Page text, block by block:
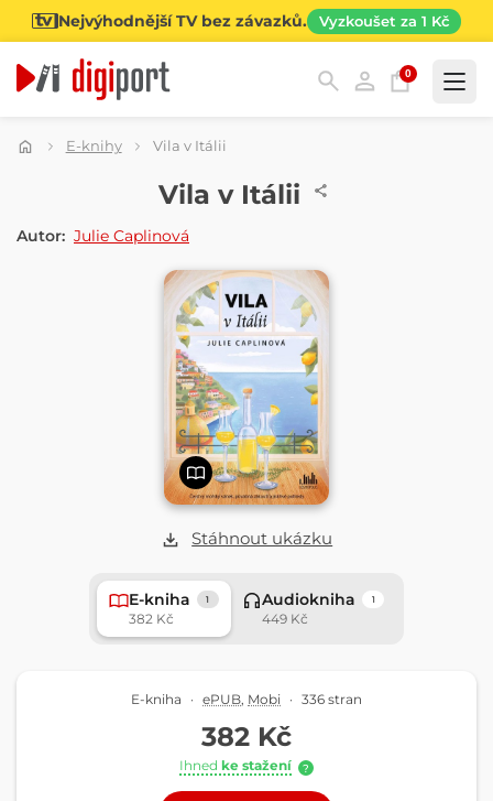
Nejvýhodnější TV bez závazků. Vyzkoušet za 1 Kč
0
Kategorie
E-knihy Vila v Itálii
Stáhnout ukázku
Vila v Itálii
Autor: Julie Caplinová
E-kniha 1
382 Kč
Audiokniha 1
449 Kč
E-kniha · ePUB, Mobi · 336 stran
382 Kč
Ihned ke stažení ?